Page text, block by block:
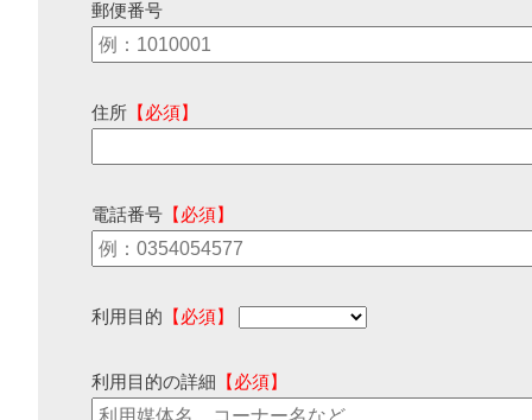
郵便番号
住所 【必須】
電話番号 【必須】
利用目的 【必須】
利用目的の詳細 【必須】